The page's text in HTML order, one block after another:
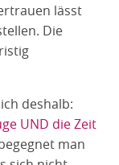
lässt
Die
deshalb:
UND die Zeit
man